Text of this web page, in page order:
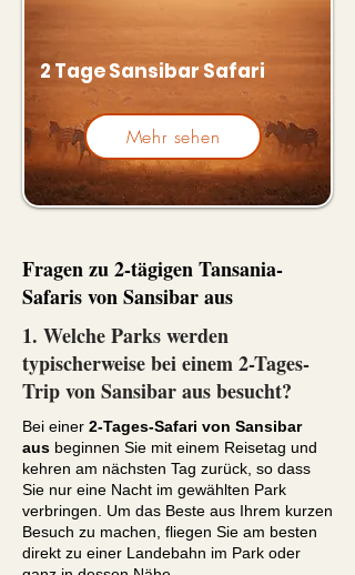
2 Tage Sansibar Safari
Mehr sehen
Fragen zu 2-tägigen Tansania-
Safaris von Sansibar aus
1. Welche Parks werden
typischerweise bei einem 2-Tages-
Trip von Sansibar aus besucht?
Bei einer 2-Tages-Safari von Sansibar
aus beginnen Sie mit einem Reisetag und
kehren am nächsten Tag zurück, so dass
Sie nur eine Nacht im gewählten Park
verbringen. Um das Beste aus Ihrem kurzen
Besuch zu machen, fliegen Sie am besten
direkt zu einer Landebahn im Park oder